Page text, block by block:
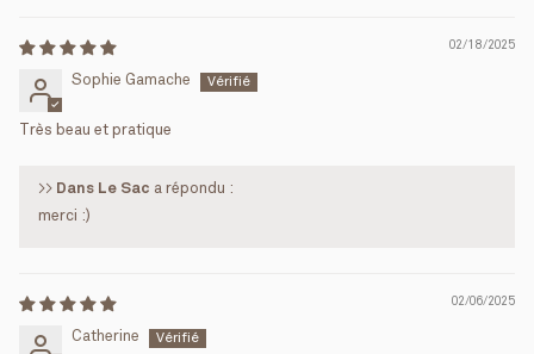
02/18/2025
Sophie Gamache
Très beau et pratique
>> Dans Le Sac a répondu :
merci :)
02/06/2025
Catherine